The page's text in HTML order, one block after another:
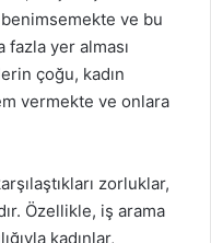
ve bu
fazla yer alması
çoğu, kadın
vermekte ve onlara
zorluklar,
Özellikle, iş arama
kadınlar,